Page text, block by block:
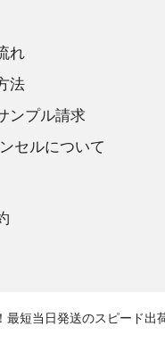
れ
法
ンプル請求
セルについて
短当日発送のスピード出